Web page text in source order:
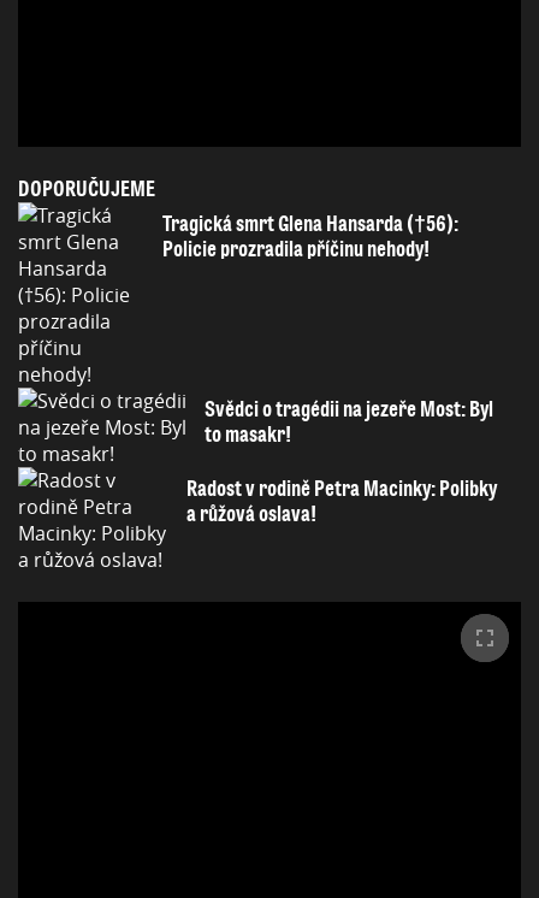
DOPORUČUJEME
Tragická smrt Glena Hansarda (†56):
Policie prozradila příčinu nehody!
Svědci o tragédii na jezeře Most: Byl
to masakr!
Radost v rodině Petra Macinky: Polibky
a růžová oslava!